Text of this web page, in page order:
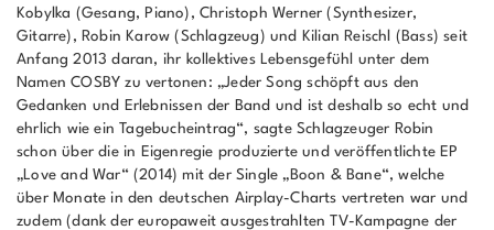
Kobylka (Gesang, Piano), Christoph Werner (Synthesizer,
Gitarre), Robin Karow (Schlagzeug) und Kilian Reischl (Bass) seit
Anfang 2013 daran, ihr kollektives Lebensgefühl unter dem
Namen COSBY zu vertonen: „Jeder Song schöpft aus den
Gedanken und Erlebnissen der Band und ist deshalb so echt und
ehrlich wie ein Tagebucheintrag“, sagte Schlagzeuger Robin
schon über die in Eigenregie produzierte und veröffentlichte EP
„Love and War“ (2014) mit der Single „Boon & Bane“, welche
über Monate in den deutschen Airplay-Charts vertreten war und
zudem (dank der europaweit ausgestrahlten TV-Kampagne der